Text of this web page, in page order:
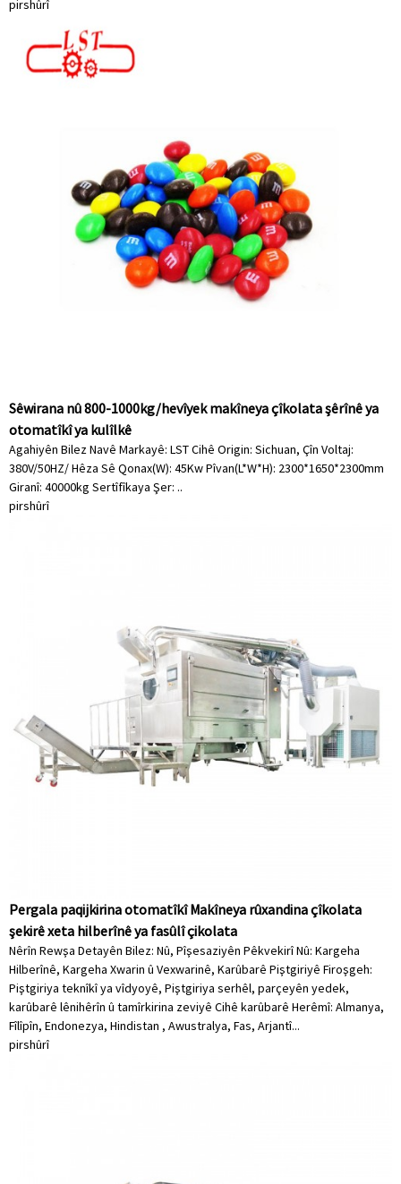
pirshûrî
Sêwirana nû 800-1000kg/hevîyek makîneya çîkolata şêrînê ya
otomatîkî ya kulîlkê
Agahiyên Bilez Navê Markayê: LST Cihê Origin: Sichuan, Çîn Voltaj:
380V/50HZ/ Hêza Sê Qonax(W): 45Kw Pîvan(L*W*H): 2300*1650*2300mm
Giranî: 40000kg Sertîfîkaya Şer: ..
pirshûrî
Pergala paqijkirina otomatîkî Makîneya rûxandina çîkolata
şekirê xeta hilberînê ya fasûlî çikolata
Nêrîn Rewşa Detayên Bilez: Nû, Pîşesaziyên Pêkvekirî Nû: Kargeha
Hilberînê, Kargeha Xwarin û Vexwarinê, Karûbarê Piştgiriyê Firoşgeh:
Piştgiriya teknîkî ya vîdyoyê, Piştgiriya serhêl, parçeyên yedek,
karûbarê lênihêrîn û tamîrkirina zeviyê Cihê karûbarê Herêmî: Almanya,
Fîlîpîn, Endonezya, Hindistan , Awustralya, Fas, Arjantî...
pirshûrî